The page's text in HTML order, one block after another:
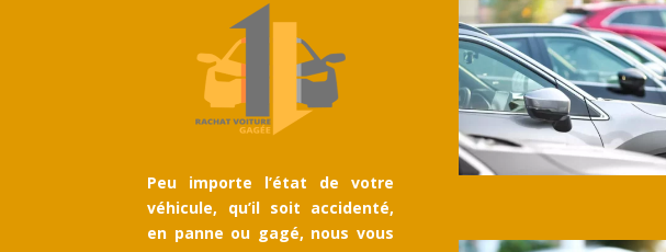
Peu importe l’état de votre
véhicule, qu’il soit accidenté,
en panne ou gagé, nous vous